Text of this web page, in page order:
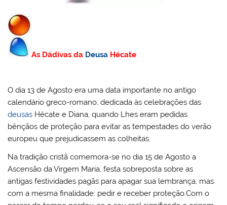
As Dádivas da Deusa Hécate
O dia 13 de Agosto era uma data importante no antigo
calendário greco-romano, dedicada às celebrações das
deusas Hécate e Diana, quando Lhes eram pedidas
bênçãos de proteção para evitar as tempestades do verão
europeu que prejudicassem as colheitas.
Na tradição cristã comemora-se no dia 15 de Agosto a
Ascensão da Virgem Maria, festa sobreposta sobre as
antigas festividades pagãs para apagar sua lembrança, mas
com a mesma finalidade: pedir e receber proteção.Com o